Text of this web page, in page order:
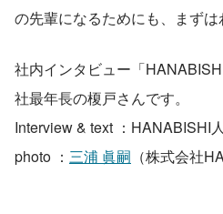
の先輩になるためにも、まずは
社内インタビュー「
社最年長の榎戸さんです。
Interview & text ：HANABISHI
photo ： 三浦 眞嗣 （株式会社